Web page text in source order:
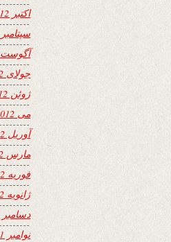
اکتبر 2012
سپتامبر 2012
آگوست 2012
جولای 2012
ژوئن 2012
می 2012
آوریل 2012
مارس 2012
فوریه 2012
ژانویه 2012
دسامبر 2011
نوامبر 2011